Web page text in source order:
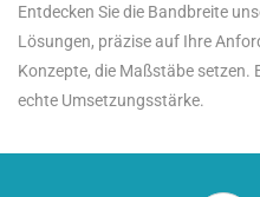
Entdecken Sie die Bandbreite
Lösungen, präzise auf Ihre
Konzepte, die Maßstäbe setzen.
echte Umsetzungsstärke.